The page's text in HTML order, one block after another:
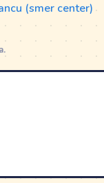
(smer center)